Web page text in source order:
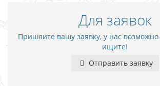
Для заявок
Пришлите вашу заявку, у нас возможно
ищите!
Отправить заявку